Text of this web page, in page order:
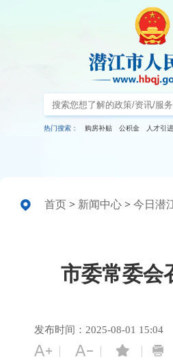
热门搜索： 购房补贴 公积金 人才引进
首页 > 新闻中心 > 今日潜
市委常委会
发布时间：2025-08-01 15:04